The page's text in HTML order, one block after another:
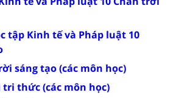
tập Kinh tế và Pháp luật 10
sáng tạo (các môn học)
tri thức (các môn học)